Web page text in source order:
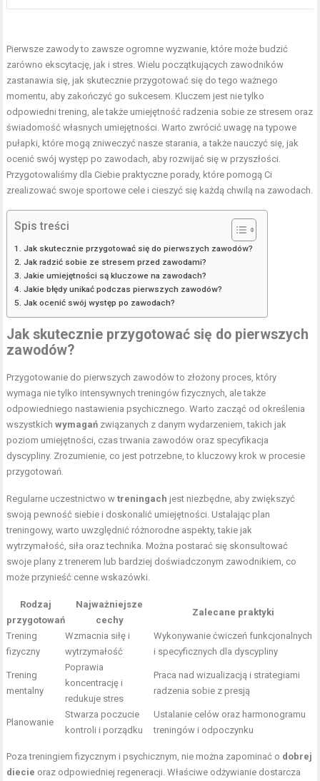
Pierwsze zawody to zawsze ogromne wyzwanie, które może budzić
zarówno ekscytację, jak i stres. Wielu początkujących zawodników
zastanawia się, jak skutecznie przygotować się do tego ważnego
momentu, aby zakończyć go sukcesem. Kluczem jest nie tylko
odpowiedni trening, ale także umiejętność radzenia sobie ze stresem oraz
świadomość własnych umiejętności. Warto zwrócić uwagę na typowe
pułapki, które mogą zniweczyć nasze starania, a także nauczyć się, jak
ocenić swój występ po zawodach, aby rozwijać się w przyszłości.
Przygotowaliśmy dla Ciebie praktyczne porady, które pomogą Ci
zrealizować swoje sportowe cele i cieszyć się każdą chwilą na zawodach.
Spis treści
Jak skutecznie przygotować się do pierwszych zawodów?
Jak radzić sobie ze stresem przed zawodami?
Jakie umiejętności są kluczowe na zawodach?
Jakie błędy unikać podczas pierwszych zawodów?
Jak ocenić swój występ po zawodach?
Jak skutecznie przygotować się do pierwszych
zawodów?
Przygotowanie do pierwszych zawodów to złożony proces, który
wymaga nie tylko intensywnych treningów fizycznych, ale także
odpowiedniego nastawienia psychicznego. Warto zacząć od określenia
wszystkichwymagań związanych z danym wydarzeniem, takich jak
poziom umiejętności, czas trwania zawodów oraz specyfikacja
dyscypliny. Zrozumienie, co jest potrzebne, to kluczowy krok w procesie
przygotowań.
Regularne uczestnictwo wtreningach jest niezbędne, aby zwiększyć
swoją pewność siebie i doskonalić umiejętności. Ustalając plan
treningowy, warto uwzględnić różnorodne aspekty, takie jak
wytrzymałość, siła oraz technika. Można postarać się skonsultować
swoje plany z trenerem lub bardziej doświadczonym zawodnikiem, co
może przynieść cenne wskazówki.
Rodzaj
przygotowań
Najważniejsze
cechy
Zalecane praktyki
Trening
fizyczny
Wzmacnia siłę i
wytrzymałość
Wykonywanie ćwiczeń funkcjonalnych
i specyficznych dla dyscypliny
Trening
mentalny
Poprawia
koncentrację i
redukuje stres
Praca nad wizualizacją i strategiami
radzenia sobie z presją
Planowanie
Stwarza poczucie
kontroli i porządku
Ustalanie celów oraz harmonogramu
treningów i odpoczynku
Poza treningiem fizycznym i psychicznym, nie można zapominać o dobrej
diecie oraz odpowiedniej regeneracji. Właściwe odżywianie dostarcza